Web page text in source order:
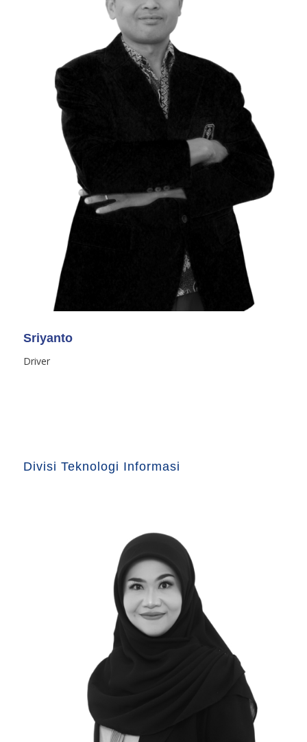
Sriyanto
Driver
Divisi Teknologi Informasi